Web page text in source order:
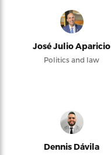
José Julio Aparicio
Politics and law
Dennis Dávila